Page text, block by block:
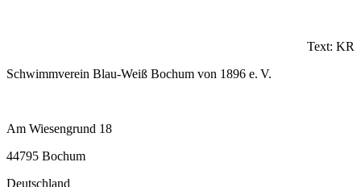
Text: KR
Schwimmverein Blau-Weiß Bochum von 1896 e. V.
Am Wiesengrund 18
44795 Bochum
Deutschland